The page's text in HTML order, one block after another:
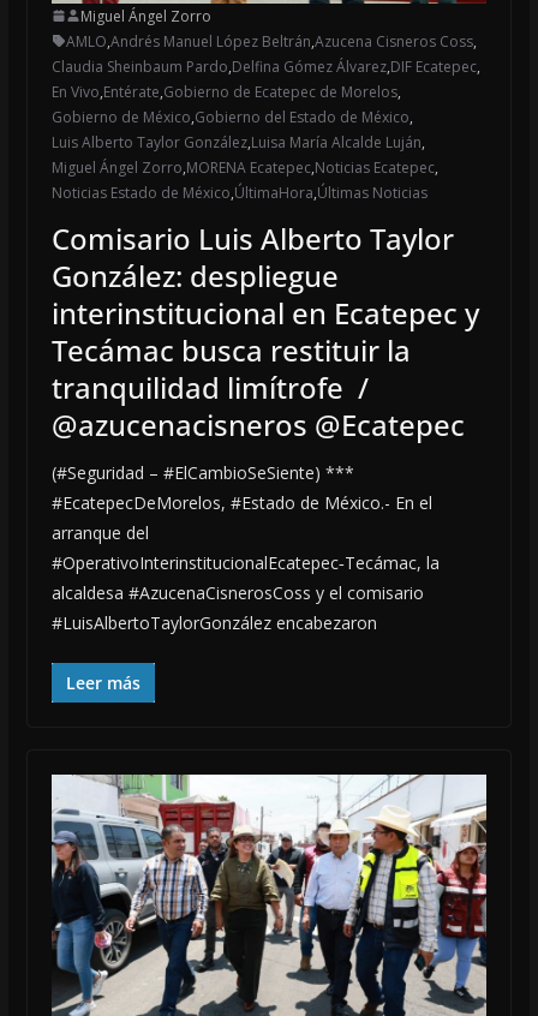
Miguel Ángel Zorro
AMLO,Andrés Manuel López Beltrán,Azucena Cisneros Coss,
Claudia Sheinbaum Pardo,Delfina Gómez Álvarez,DIF Ecatepec,
En Vivo,Entérate,Gobierno de Ecatepec de Morelos,
Gobierno de México,Gobierno del Estado de México,
Luis Alberto Taylor González,Luisa María Alcalde Luján,
Miguel Ángel Zorro,MORENA Ecatepec,Noticias Ecatepec,
Noticias Estado de México,ÚltimaHora,Últimas Noticias
Comisario Luis Alberto Taylor
González: despliegue
interinstitucional en Ecatepec y
Tecámac busca restituir la
tranquilidad limítrofe /
@azucenacisneros @Ecatepec
(#Seguridad – #ElCambioSeSiente) ***
#EcatepecDeMorelos, #Estado de México.- En el
arranque del
#OperativoInterinstitucionalEcatepec‑Tecámac, la
alcaldesa #AzucenaCisnerosCoss y el comisario
#LuisAlbertoTaylorGonzález encabezaron
Leer más